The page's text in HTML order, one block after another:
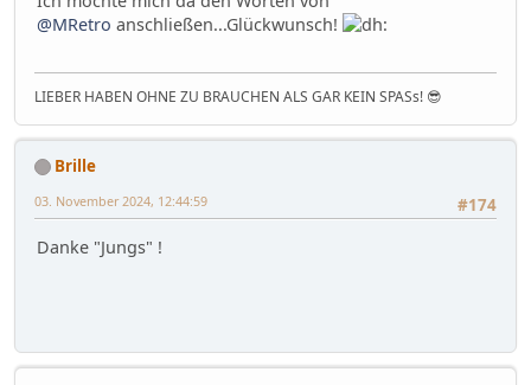
@MRetro anschließen...Glückwunsch!
LIEBER HABEN OHNE ZU BRAUCHEN ALS GAR KEIN SPASs! 😎
Brille
#174
03. November 2024, 12:44:59
Danke "Jungs" !